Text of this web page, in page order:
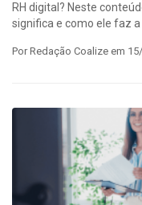
RH digital? Neste
significa e como ele faz a
Por Redação Coalize em